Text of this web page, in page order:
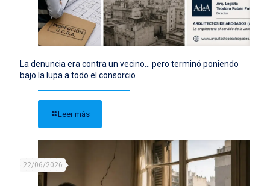
La denuncia era contra un vecino… pero terminó poniendo
bajo la lupa a todo el consorcio
Leer más
22/06/2026